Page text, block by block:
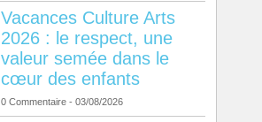
Vacances Culture Arts
2026 : le respect, une
valeur semée dans le
cœur des enfants
0 Commentaire - 03/08/2026